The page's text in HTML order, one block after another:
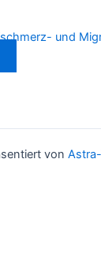
und
von